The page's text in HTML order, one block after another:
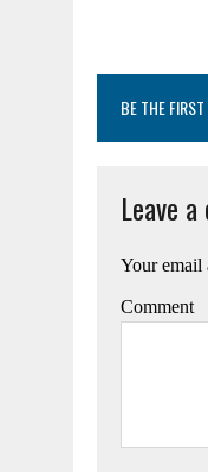
BE THE
Leave
Your email
Comment